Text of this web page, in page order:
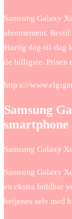
Samsung Galaxy
abonnement.
Hurtig dag-til-dag
de billigste. Prisen
http s://
Samsung
Samsung Galaxy
Samsung Galaxy
en ekstra holdbar
betjenes selv med h